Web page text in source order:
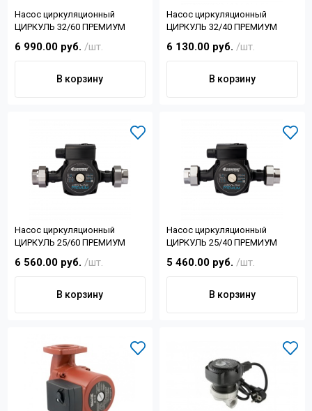
Насос циркуляционный
ЦИРКУЛЬ 32/60 ПРЕМИУМ
6 990.00 руб. /шт.
В корзину
Насос циркуляционный
ЦИРКУЛЬ 32/40 ПРЕМИУМ
6 130.00 руб. /шт.
В корзину
Насос циркуляционный
ЦИРКУЛЬ 25/60 ПРЕМИУМ
6 560.00 руб. /шт.
В корзину
Насос циркуляционный
ЦИРКУЛЬ 25/40 ПРЕМИУМ
5 460.00 руб. /шт.
В корзину